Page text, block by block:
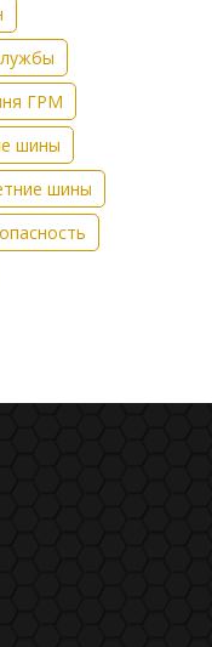
ГРМ
шины
шины